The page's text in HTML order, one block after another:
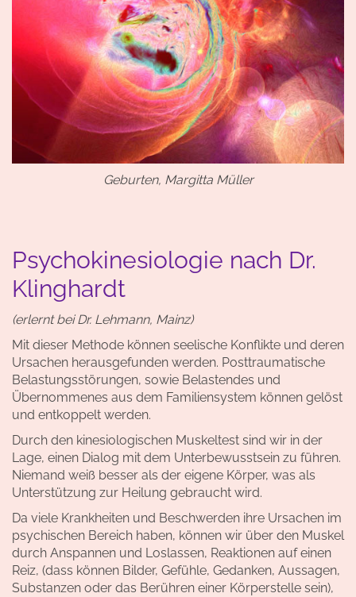
Geburten, Margitta Müller
Psychokinesiologie nach Dr.
Klinghardt
(erlernt bei Dr. Lehmann, Mainz)
Mit dieser Methode können seelische Konflikte und deren
Ursachen herausgefunden werden. Posttraumatische
Belastungsstörungen, sowie Belastendes und
Übernommenes aus dem Familiensystem können gelöst
und entkoppelt werden.
Durch den kinesiologischen Muskeltest sind wir in der
Lage, einen Dialog mit dem Unterbewusstsein zu führen.
Niemand weiß besser als der eigene Körper, was als
Unterstützung zur Heilung gebraucht wird.
Da viele Krankheiten und Beschwerden ihre Ursachen im
psychischen Bereich haben, können wir über den Muskel
durch Anspannen und Loslassen, Reaktionen auf einen
Reiz, (dass können Bilder, Gefühle, Gedanken, Aussagen,
Substanzen oder das Berühren einer Körperstelle sein),